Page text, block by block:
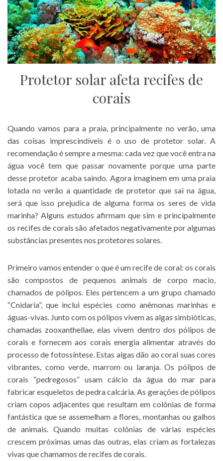
Protetor solar afeta recifes de
corais
Quando vamos para a praia, principalmente no verão, uma
das coisas imprescindíveis é o uso de protetor solar. A
recomendação é sempre a mesma: cada vez que você entra na
água você tem que passar novamente porque uma parte
desse protetor acaba saindo. Agora imaginem em uma praia
lotada no verão a quantidade de protetor que sai na água,
será que isso prejudica de alguma forma os seres de vida
marinha? Alguns estudos afirmam que sim e principalmente
os recifes de corais são afetados negativamente por algumas
substâncias presentes nos protetores solares.
Primeiro vamos entender o que é um recife de coral: os corais
são compostos de pequenos animais de corpo macio,
chamados de pólipos. Eles pertencem a um grupo chamado
“Cnidaria”, que inclui espécies como anêmonas marinhas e
águas-vivas. Junto com os pólipos vivem as algas simbióticas,
chamadas zooxanthellae, elas vivem dentro dos pólipos de
corais e fornecem aos corais energia alimentar através do
processo de fotossíntese. Estas algas dão ao coral suas cores
vibrantes, como verde, marrom ou laranja. Os pólipos de
corais “pedregosos” usam cálcio da água do mar para
fabricar esqueletos de pedra calcária. As gerações de pólipos
criam copos adjacentes que resultam em colônias de forma
fantástica que se assemelham a flores, montanhas ou galhos
de animais. Quando muitas colônias de várias espécies
crescem próximas umas das outras, elas criam as fortalezas
vivas que chamamos de recifes de corais.